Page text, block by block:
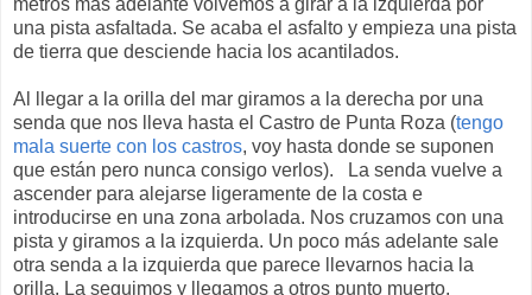
metros más adelante volvemos a girar a la izquierda por
una pista asfaltada. Se acaba el asfalto y empieza una pista
de tierra que desciende hacia los acantilados.
Al llegar a la orilla del mar giramos a la derecha por una
senda que nos lleva hasta el Castro de Punta Roza (tengo
mala suerte con los castros, voy hasta donde se suponen
que están pero nunca consigo verlos). La senda vuelve a
ascender para alejarse ligeramente de la costa e
introducirse en una zona arbolada. Nos cruzamos con una
pista y giramos a la izquierda. Un poco más adelante sale
otra senda a la izquierda que parece llevarnos hacia la
orilla. La seguimos y llegamos a otros punto muerto.